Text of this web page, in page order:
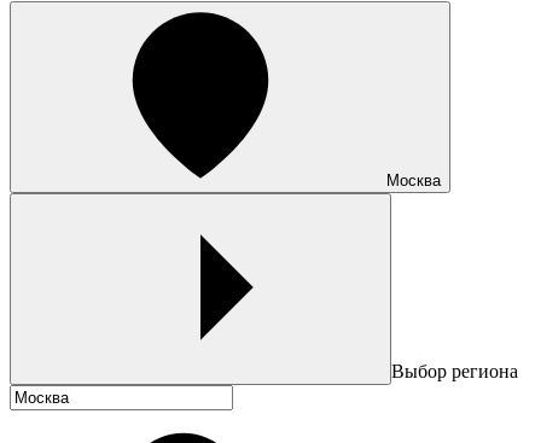
Москва
Выбор региона